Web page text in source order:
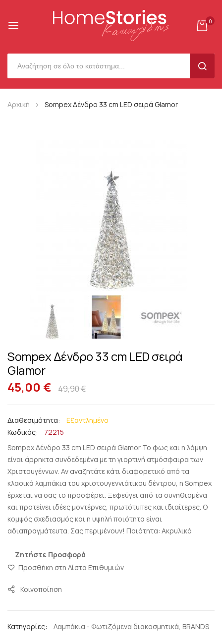
0
στο
Αρχική Sompex Δένδρο 33 cm LED σειρά Glamor
Μετάβαση
στην
της
Sompex Δένδρο 33 cm LED σειρά
Glamor
45,00 €
49,90 €
Εξαντλημένο
Κωδικός
72215
Sompex Δένδρο 33 cm LED σειρά Glamor Το φως και η λάμψη
είναι άρρηκτα συνδεδεμένα με τη γιορτινή ατμόσφαιρα των
Χριστουγέννων. Αν αναζητάτε κάτι διαφορετικό από τα
κλασικά λαμπάκια του χριστουγεννιάτικου δέντρου, η Sompex
έρχεται να σας το προσφέρει. Ξεφεύγει από τα συνηθισμένα
και προτείνει ιδέες μοντέρνες, πρωτότυπες και ιδιαίτερες. Ο
κομψός σχεδιασμός και η υψηλή ποιότητα είναι
αδιαπραγμάτευτα. Σας περιμένουν! Ποιότητα: Ακρυλικό
Ζητήστε Προσφορά
Προσθήκη στη Λίστα Επιθυμιών
Κοινοποίηση
Κατηγορίες: Λαμπάκια - Φωτιζόμενα διακοσμητικά BRANDS